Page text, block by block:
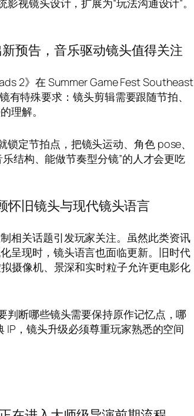
视镜头设计，扩展为“玩法沟通设计”。
预告，音乐驱动镜头值得关注
2》在 Summer Game Fest Southeast
特殊要求：镜头剪辑需要跟随节拍、
理解。
定节拍点，把镜头运动、角色 pose、
结构、能做节奏型分镜”的人才会更吃
怀旧镜头与现代镜头语言
相关话题引发玩家关注。虽然此类资讯
呈现时，镜头语言也面临更新。旧时代
摄像机、景深和实时粒子允许更电影化
判断哪些镜头需要保持原作记忆点，哪
，镜头升级必须尊重玩家熟悉的空间